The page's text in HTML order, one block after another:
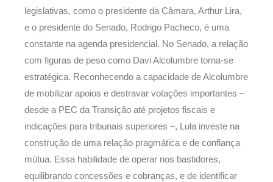
legislativas, como o presidente da Câmara, Arthur Lira,
e o presidente do Senado, Rodrigo Pacheco, é uma
constante na agenda presidencial. No Senado, a relação
com figuras de peso como Davi Alcolumbre torna-se
estratégica. Reconhecendo a capacidade de Alcolumbre
de mobilizar apoios e destravar votações importantes –
desde a PEC da Transição até projetos fiscais e
indicações para tribunais superiores –, Lula investe na
construção de uma relação pragmática e de confiança
mútua. Essa habilidade de operar nos bastidores,
equilibrando concessões e cobranças, e de identificar